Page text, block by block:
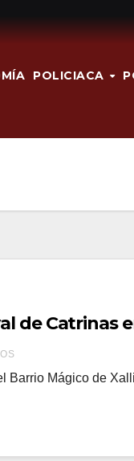
POLICIACA
de Catrinas
Barrio Mágico de